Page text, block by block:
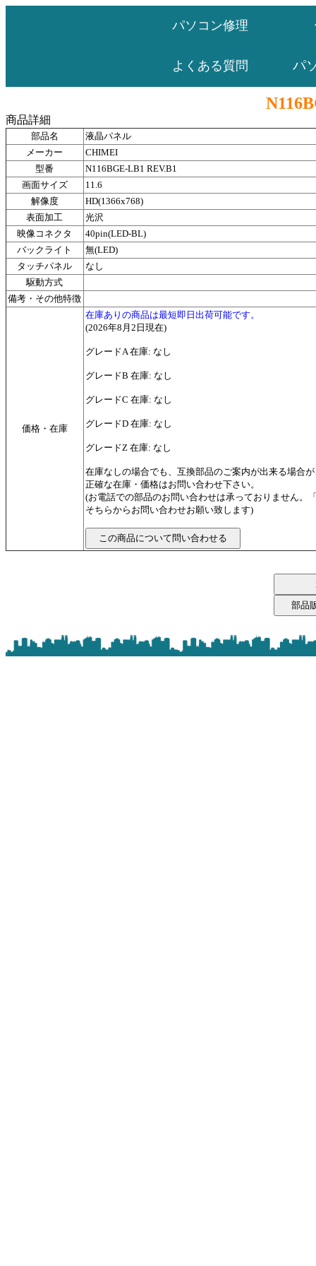
パソコン修理
よくある質問 パ
商品詳細
部品名
液晶パネル
メーカー
CHIMEI
型番
N116BGE-LB1 REV.B1
画面サイズ
11.6
解像度
HD(1366x768)
表面加工
光沢
映像コネクタ
40pin(LED-BL)
バックライト
無(LED)
タッチパネル
なし
駆動方式
備考・その他特徴
価格・在庫
在庫ありの商品は最短即日出荷可能です。
(2026年8月2日現在)
グレードA 在庫: なし
グレードB 在庫: なし
グレードC 在庫: なし
グレードD 在庫: なし
グレードZ 在庫: なし
在庫なしの場合でも、互換部品のご案内が出来る場合
正確な在庫・価格はお問い合わせ下さい。
(お電話での部品のお問い合わせは承っておりません。
そちらからお問い合わせお願い致します)